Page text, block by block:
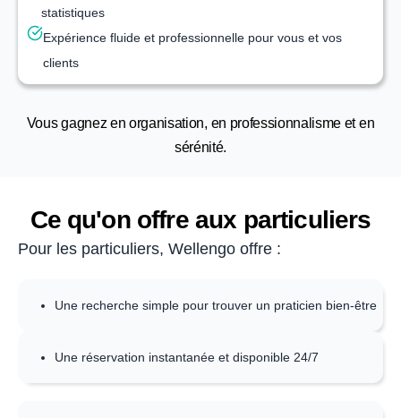
statistiques
Expérience fluide et professionnelle pour vous et vos
clients
Vous gagnez en organisation, en professionnalisme et en
sérénité.
Ce qu'on offre aux particuliers
Pour les particuliers, Wellengo offre :
Une recherche simple pour trouver un praticien bien‑être
Une réservation instantanée et disponible 24/7